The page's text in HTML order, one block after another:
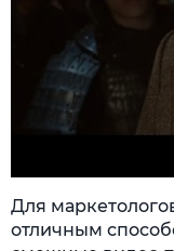
Для
отличным